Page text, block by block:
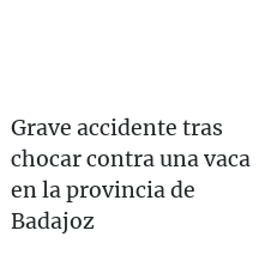
Grave accidente tras
chocar contra una vaca
en la provincia de
Badajoz